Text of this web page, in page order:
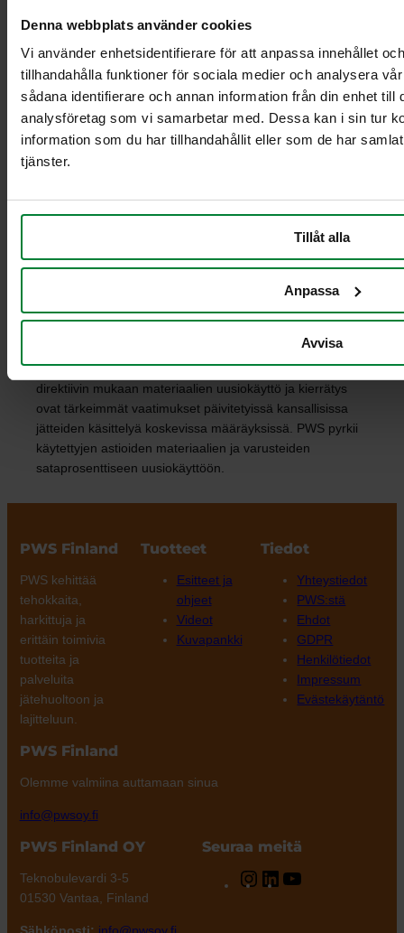
Denna webbplats använder cookies
Vi använder enhetsidentifierare för att anpassa innehållet
tillhandahålla funktioner för sociala medier och analysera
sådana identifierare och annan information från din enhet
analysföretag som vi samarbetar med. Dessa kan i sin tur
information som du har tillhandahållit eller som de har
tjänster.
Tillåt alla
Anpassa
Avvisa
räätälöidä asiakaskohtaisesti
PWS pyrkii jatkuvasti parantamaan ja kehittämään
jäteastioita ja järjestelmiä jätteiden käsittelyn
tehostamiseksi. Astiat voidaan tilata vakiomalleina ja
päivittää myöhemmin lisävarusteilla vielä paremmin
toimiviksi. Ne voidaan varustaa lisävarusteilla myös
jo heti toimituksessa. PWS:llä on hyvät
räätälöidä muun muassa astioiden rakenne,
tunnistus, värivalinnat ja merkinnät.
2
optimoimme kuljetukset. Suunnittelemme tuotteet
kierrätettäviksi. Joulukuussa 2010 voimaan tulleen EU-
direktiivin mukaan materiaalien uusiokäyttö ja kierrätys
ovat tärkeimmät vaatimukset päivitetyissä kansallisissa
jätteiden käsittelyä koskevissa määräyksissä. PWS pyrkii
käytettyjen astioiden materiaalien ja varusteiden
sataprosenttiseen uusiokäyttöön.
PWS Finland
PWS kehittää
tehokkaita,
harkittuja ja
erittäin toimivia
tuotteita ja
palveluita
jätehuoltoon ja
lajitteluun.
Tuotteet
Esitteet ja
ohjeet
Videot
Kuvapankki
Tiedot
Yhteystiedot
PWS:stä
Ehdot
GDPR
Henkilötiedot
Impressum
Evästekäytäntö
PWS Finland
Olemme valmiina auttamaan sinua
info@pwsoy.fi
PWS Finland OY
Teknobulevardi 3-5
01530 Vantaa, Finland
Seuraa meitä
Instagram
LinkedIn